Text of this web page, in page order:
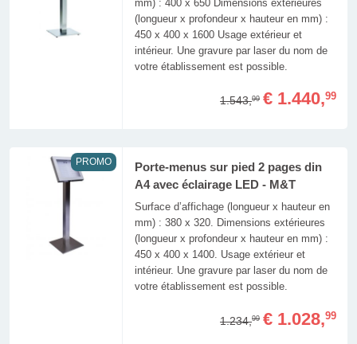
mm) : 400 x 650 Dimensions extérieures
(longueur x profondeur x hauteur en mm) :
450 x 400 x 1600 Usage extérieur et
intérieur. Une gravure par laser du nom de
votre établissement est possible.
1.543,99 € 1.440,99
PROMO
Porte-menus sur pied 2 pages din
A4 avec éclairage LED - M&T
Surface d’affichage (longueur x hauteur en
mm) : 380 x 320. Dimensions extérieures
(longueur x profondeur x hauteur en mm) :
450 x 400 x 1400. Usage extérieur et
intérieur. Une gravure par laser du nom de
votre établissement est possible.
1.234,99 € 1.028,99